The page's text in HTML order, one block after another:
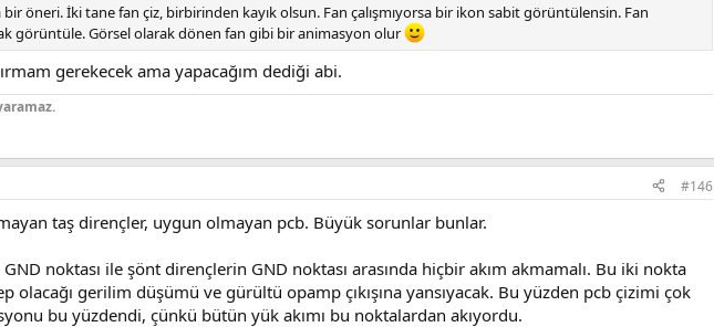
öneri. İki tane fan çiz, birbirinden kayık olsun. Fan çalışmıyorsa bir ikon sabit görüntülensin. Fan
görüntüle. Görsel olarak dönen fan gibi bir animasyon olur
gerekecek ama yapacağım dediği abi.
#146
taş dirençler, uygun olmayan pcb. Büyük sorunlar bunlar.
noktası ile şönt dirençlerin GND noktası arasında hiçbir akım akmamalı. Bu iki nokta
olacağı gerilim düşümü ve gürültü opamp çıkışına yansıyacak. Bu yüzden pcb çizimi çok
bu yüzdendi, çünkü bütün yük akımı bu noktalardan akıyordu.